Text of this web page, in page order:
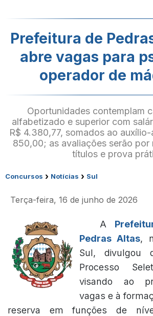
Prefeitura de
abre vagas para
operador de
Oportunidades contemplam
alfabetizado e superior com
R$ 4.380,77, somados ao
850,00; as avaliações serão por
títulos e prova
Concursos › Notícias › Sul
Terça-feira, 16 de junho de 2026
A
Pedras Altas,
Sul, divulgou
Processo
visando ao
vagas e à
reserva em funções de